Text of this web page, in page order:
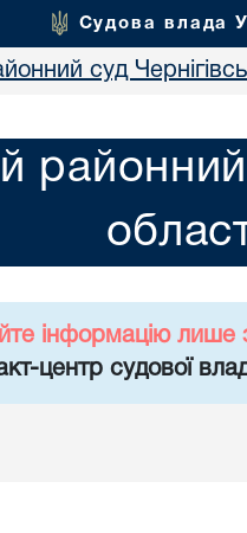
Судова влада
суд
районний
інформацію лише
центр судової